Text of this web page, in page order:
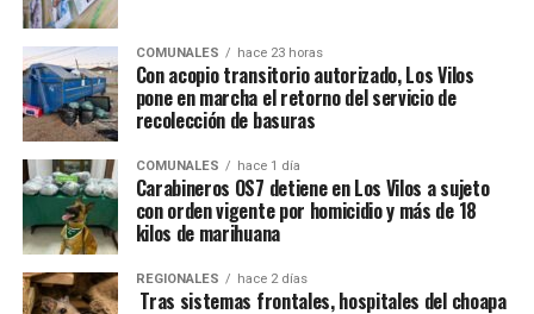
COMUNALES hace 23 horas
Con acopio transitorio autorizado, Los Vilos
pone en marcha el retorno del servicio de
recolección de basuras
COMUNALES hace 1 día
Carabineros OS7 detiene en Los Vilos a sujeto
con orden vigente por homicidio y más de 18
kilos de marihuana
REGIONALES hace 2 días
Tras sistemas frontales, hospitales del choapa